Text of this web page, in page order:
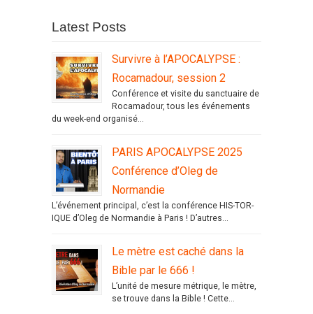
Latest Posts
Survivre à l’APOCALYPSE :
Rocamadour, session 2
Conférence et visite du sanctuaire de
Rocamadour, tous les événements
du week-end organisé...
PARIS APOCALYPSE 2025
Conférence d’Oleg de
Normandie
L’événement principal, c’est la conférence HIS-TOR-
IQUE d’Oleg de Normandie à Paris ! D’autres...
Le mètre est caché dans la
Bible par le 666 !
L’unité de mesure métrique, le mètre,
se trouve dans la Bible ! Cette...